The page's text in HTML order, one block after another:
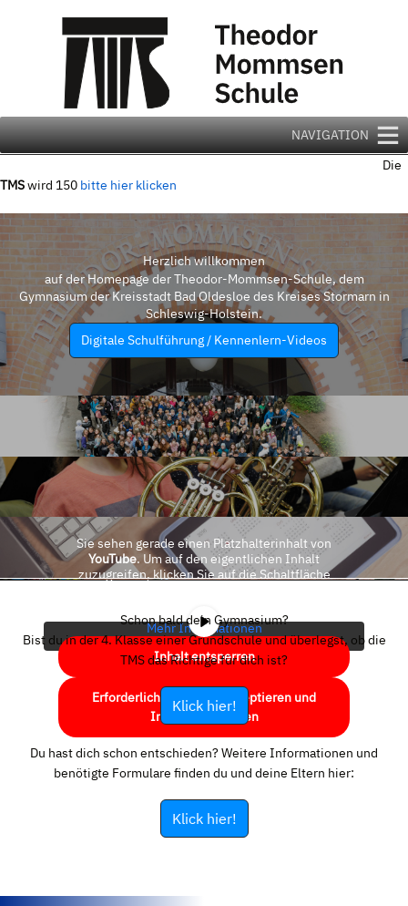
NAVIGATION
Die
TMSwird 150 bitte hier klicken
Herzlich willkommen
auf der Homepage der Theodor-Mommsen-Schule, dem
Gymnasium der Kreisstadt Bad Oldesloe des Kreises Stormarn in
Schleswig-Holstein.
Digitale Schulführung / Kennenlern-Videos
Sie sehen gerade einen Platzhalterinhalt von
YouTube. Um auf den eigentlichen Inhalt
zuzugreifen, klicken Sie auf die Schaltfläche
Mehr Informationen
Inhalt entsperren
Erforderlichen Service akzeptieren und
Inhalte entsperren
Schon bald dein Gymnasium?
Bist du in der 4. Klasse einer Grundschule und überlegst, ob die
TMS das Richtige für dich ist?
Klick hier!
Du hast dich schon entschieden? Weitere Informationen und
benötigte Formulare finden du und deine Eltern hier:
Klick hier!